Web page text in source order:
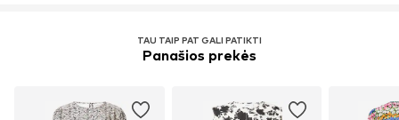
TAU TAIP PAT GALI PATIKTI
Panašios prekės